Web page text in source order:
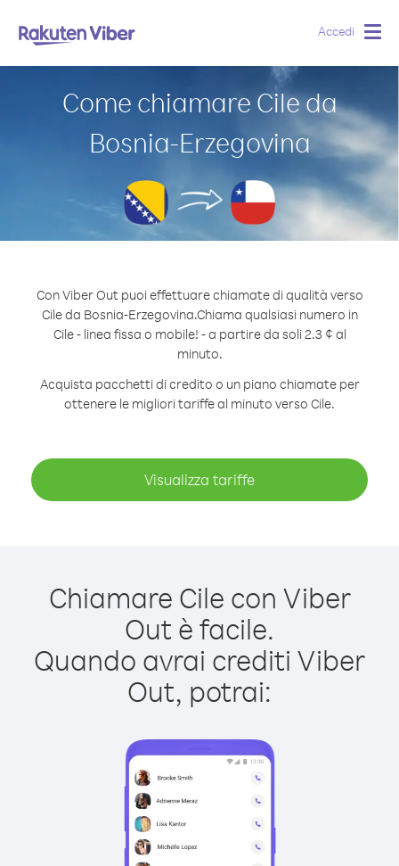
Accedi
Come chiamare Cile da
Bosnia-Erzegovina
Con Viber Out puoi effettuare chiamate di qualità verso
Cile da Bosnia-Erzegovina.Chiama qualsiasi numero in
Cile - linea fissa o mobile! - a partire da soli 2.3 ¢ al
minuto.
Acquista pacchetti di credito o un piano chiamate per
ottenere le migliori tariffe al minuto verso Cile.
Visualizza tariffe
Chiamare Cile con Viber
Out è facile.
Quando avrai crediti Viber
Out, potrai: